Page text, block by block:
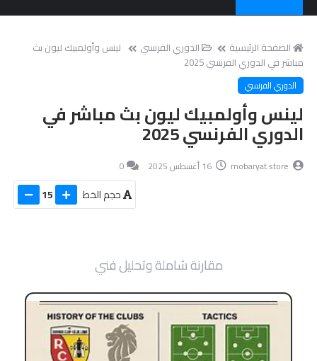
الصفحة الرئيسية الدوري الفرنسي
لينس وأولمبيك ليون بث
مباشر في الدوري الفرنسي 2025
الدوري الفرنسي
لينس وأولمبيك ليون بث مباشر في
الدوري الفرنسي 2025
mobaryat.store
0
حجم الخط 15
مقارنة شاملة وتحليل فني